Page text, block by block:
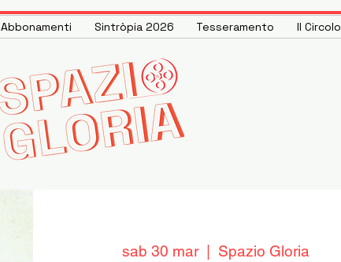
Abbonamenti Sintròpia 2026 Tesseramento Il Circolo
sab 30 mar
  |
Spazio Gloria